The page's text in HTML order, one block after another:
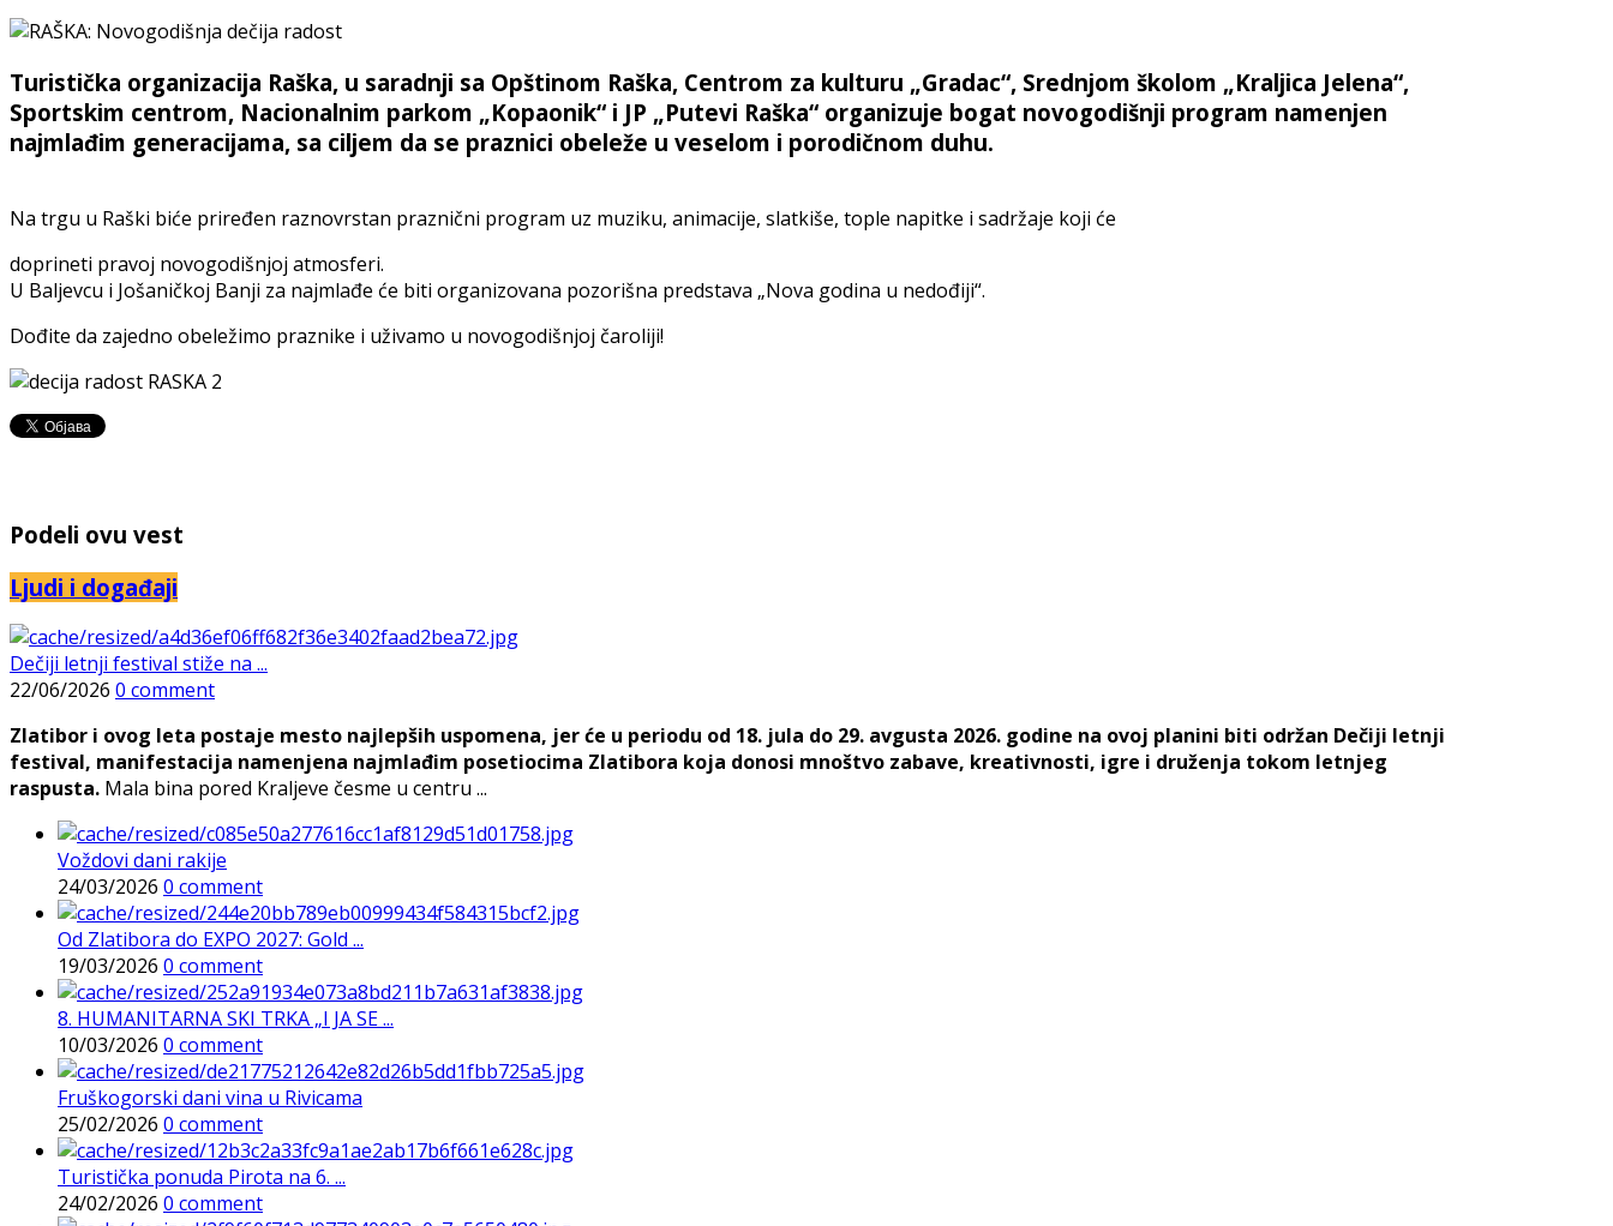
Turistička organizacija Raška, u saradnji sa Opštinom Raška, Centrom za kulturu „Gradac“, Srednjom školom „Kraljica Jelena“,
Sportskim centrom, Nacionalnim parkom „Kopaonik“ i JP „Putevi Raška“ organizuje bogat novogodišnji program namenjen
najmlađim generacijama, sa ciljem da se praznici obeleže u veselom i porodičnom duhu.
Na trgu u Raški biće priređen raznovrstan praznični program uz muziku, animacije, slatkiše, tople napitke i sadržaje koji će
doprineti pravoj novogodišnjoj atmosferi.
U Baljevcu i Jošaničkoj Banji za najmlađe će biti organizovana pozorišna predstava „Nova godina u nedođiji“.
Dođite da zajedno obeležimo praznike i uživamo u novogodišnjoj čaroliji!
Podeli ovu vest
Ljudi i događaji
Dečiji letnji festival stiže na ...
22/06/2026 0 comment
Zlatibor i ovog leta postaje mesto najlepših uspomena, jer će u periodu od 18. jula do 29. avgusta 2026. godine na ovoj planini biti održan Dečiji letnji
festival, manifestacija namenjena najmlađim posetiocima Zlatibora koja donosi mnoštvo zabave, kreativnosti, igre i druženja tokom letnjeg
raspusta. Mala bina pored Kraljeve česme u centru ...
Voždovi dani rakije
24/03/2026 0 comment
Od Zlatibora do EXPO 2027: Gold ...
19/03/2026 0 comment
8. HUMANITARNA SKI TRKA „I JA SE ...
10/03/2026 0 comment
Fruškogorski dani vina u Rivicama
25/02/2026 0 comment
Turistička ponuda Pirota na 6. ...
24/02/2026 0 comment